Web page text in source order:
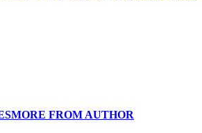
MORE FROM AUTHOR